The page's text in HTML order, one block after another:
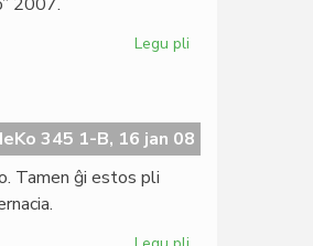
Legu pli
La
Verko
345 1-B, 16 jan 08
Tamen ĝi estos pli